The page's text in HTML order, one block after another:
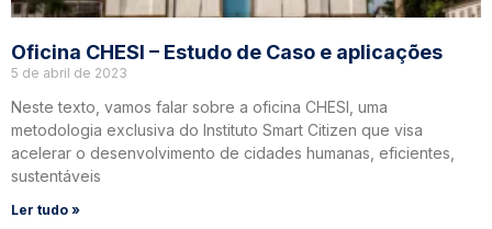
Oficina CHESI – Estudo de Caso e aplicações
5 de abril de 2023
Neste texto, vamos falar sobre a oficina CHESI, uma
metodologia exclusiva do Instituto Smart Citizen que visa
acelerar o desenvolvimento de cidades humanas, eficientes,
sustentáveis
Ler tudo »